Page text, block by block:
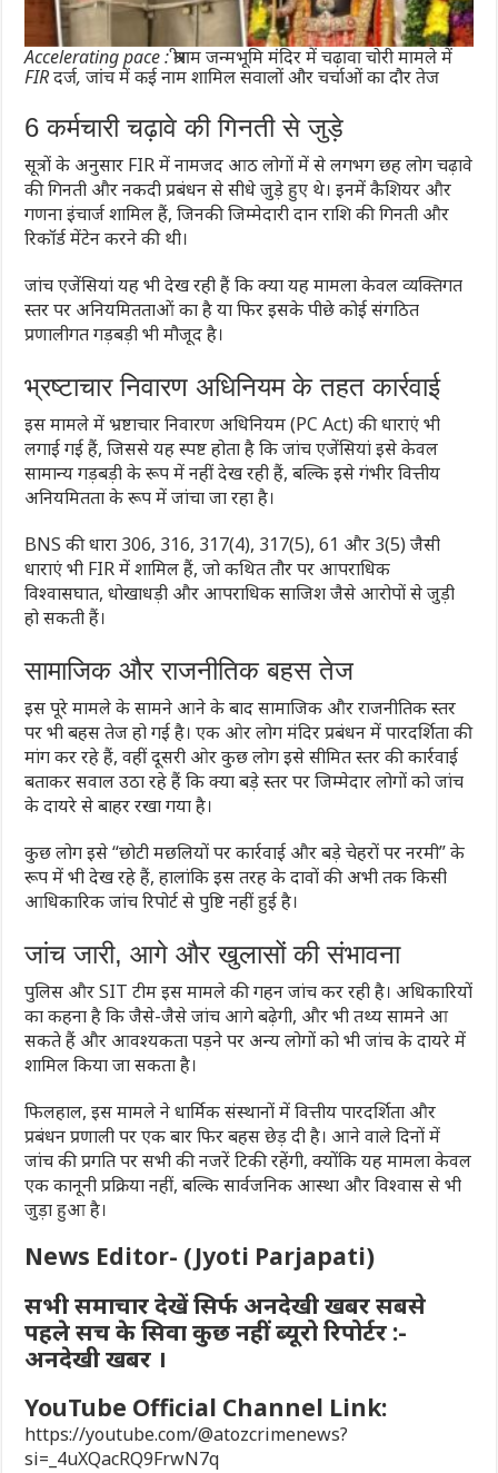
Accelerating pace : श्रीराम जन्मभूमि मंदिर में चढ़ावा चोरी मामले में
FIR दर्ज, जांच में कई नाम शामिल सवालों और चर्चाओं का दौर तेज
6 कर्मचारी चढ़ावे की गिनती से जुड़े
सूत्रों के अनुसार FIR में नामजद आठ लोगों में से लगभग छह लोग चढ़ावे
की गिनती और नकदी प्रबंधन से सीधे जुड़े हुए थे। इनमें कैशियर और
गणना इंचार्ज शामिल हैं, जिनकी जिम्मेदारी दान राशि की गिनती और
रिकॉर्ड मेंटेन करने की थी।
जांच एजेंसियां यह भी देख रही हैं कि क्या यह मामला केवल व्यक्तिगत
स्तर पर अनियमितताओं का है या फिर इसके पीछे कोई संगठित
प्रणालीगत गड़बड़ी भी मौजूद है।
भ्रष्टाचार निवारण अधिनियम के तहत कार्रवाई
इस मामले में भ्रष्टाचार निवारण अधिनियम (PC Act) की धाराएं भी
लगाई गई हैं, जिससे यह स्पष्ट होता है कि जांच एजेंसियां इसे केवल
सामान्य गड़बड़ी के रूप में नहीं देख रही हैं, बल्कि इसे गंभीर वित्तीय
अनियमितता के रूप में जांचा जा रहा है।
BNS की धारा 306, 316, 317(4), 317(5), 61 और 3(5) जैसी
धाराएं भी FIR में शामिल हैं, जो कथित तौर पर आपराधिक
विश्वासघात, धोखाधड़ी और आपराधिक साजिश जैसे आरोपों से जुड़ी
हो सकती हैं।
सामाजिक और राजनीतिक बहस तेज
इस पूरे मामले के सामने आने के बाद सामाजिक और राजनीतिक स्तर
पर भी बहस तेज हो गई है। एक ओर लोग मंदिर प्रबंधन में पारदर्शिता की
मांग कर रहे हैं, वहीं दूसरी ओर कुछ लोग इसे सीमित स्तर की कार्रवाई
बताकर सवाल उठा रहे हैं कि क्या बड़े स्तर पर जिम्मेदार लोगों को जांच
के दायरे से बाहर रखा गया है।
कुछ लोग इसे “छोटी मछलियों पर कार्रवाई और बड़े चेहरों पर नरमी” के
रूप में भी देख रहे हैं, हालांकि इस तरह के दावों की अभी तक किसी
आधिकारिक जांच रिपोर्ट से पुष्टि नहीं हुई है।
जांच जारी, आगे और खुलासों की संभावना
पुलिस और SIT टीम इस मामले की गहन जांच कर रही है। अधिकारियों
का कहना है कि जैसे-जैसे जांच आगे बढ़ेगी, और भी तथ्य सामने आ
सकते हैं और आवश्यकता पड़ने पर अन्य लोगों को भी जांच के दायरे में
शामिल किया जा सकता है।
फिलहाल, इस मामले ने धार्मिक संस्थानों में वित्तीय पारदर्शिता और
प्रबंधन प्रणाली पर एक बार फिर बहस छेड़ दी है। आने वाले दिनों में
जांच की प्रगति पर सभी की नजरें टिकी रहेंगी, क्योंकि यह मामला केवल
एक कानूनी प्रक्रिया नहीं, बल्कि सार्वजनिक आस्था और विश्वास से भी
जुड़ा हुआ है।
News Editor- (Jyoti Parjapati)
सभी समाचार देखें सिर्फ अनदेखी खबर सबसे
पहले सच के सिवा कुछ नहीं ब्यूरो रिपोर्टर :-
अनदेखी खबर ।
YouTube Official Channel Link:
https://youtube.com/@atozcrimenews?
si=_4uXQacRQ9FrwN7q